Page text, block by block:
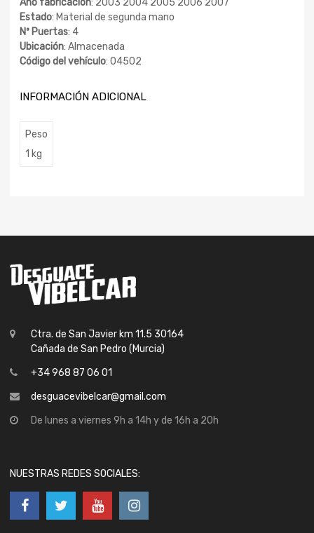
Año fabricación: 2003 2004 2005 2006 2007
Estado: Material de segunda mano
Nº Puertas: 4
Ubicación: Almacenada
Código del vehículo: 04502
INFORMACIÓN ADICIONAL
Peso
1 kg
Ctra. de San Javier km 11.5 30164
Cañada de San Pedro (Murcia)
+34 968 87 06 01
desguacevibelcar@gmail.com
De lunes a viernes 9h a 14h y de 16h a 20h
NUESTRAS REDES SOCIALES: